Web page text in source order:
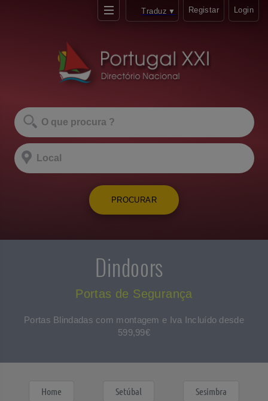
Traduz ▼ Registar Login
PROCURAR
Dindoors
Portas de Segurança
Portas Blindadas com montagem e Iva Incluído desde
599,99€
Home Setúbal Sesimbra